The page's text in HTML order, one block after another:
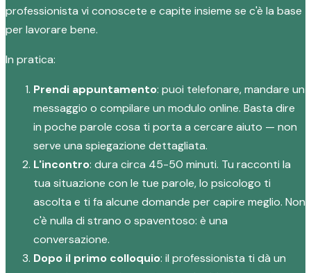
professionista vi conoscete e capite insieme se c'è la base
per lavorare bene.
In pratica:
Prendi appuntamento: puoi telefonare, mandare un
messaggio o compilare un modulo online. Basta dire
in poche parole cosa ti porta a cercare aiuto — non
serve una spiegazione dettagliata.
L'incontro: dura circa 45-50 minuti. Tu racconti la
tua situazione con le tue parole, lo psicologo ti
ascolta e ti fa alcune domande per capire meglio. Non
c'è nulla di strano o spaventoso: è una
conversazione.
Dopo il primo colloquio: il professionista ti dà un